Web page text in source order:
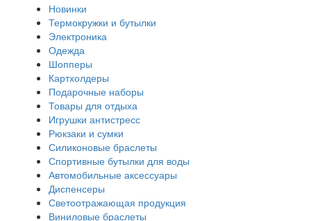
Новинки
Термокружки и бутылки
Электроника
Одежда
Шопперы
Картхолдеры
Подарочные наборы
Товары для отдыха
Игрушки антистресс
Рюкзаки и сумки
Силиконовые браслеты
Спортивные бутылки для воды
Автомобильные аксессуары
Диспенсеры
Светоотражающая продукция
Виниловые браслеты